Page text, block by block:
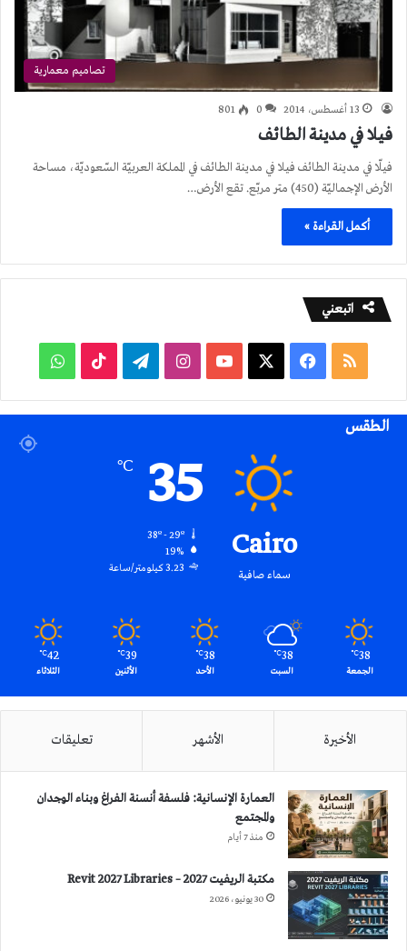
تصاميم معمارية
13 أغسطس، 2014 0
801
فيلا في مدينة الطائف
فيلّا في مدينة الطائف فيلا في مدينة الطائف في المملكة العربيّة السّعوديّة، مساحة
الأرض الإجماليّة (450) متر مربّع. تقع الأرض…
أكمل القراءة »
اتبعني
ملخص
الموقع
فيسبوك ‫YouTubeانستقرامتيلقرام ‫TikTokواتساب
الطقس
Cairo
سماء صافية
35
℃
19%
3.23 كيلومتر/ساعة
38
℃
الجمعة
38
℃
السبت
38
℃
الأحد
39
℃
الأثنين
42
℃
الثلاثاء
الأخيرة الأشهر تعليقات
العمارة الإنسانية: فلسفة أنسنة الفراغ وبناء الوجدان
والمجتمع
منذ 7 أيام
مكتبة الريفيت 2027 – Revit 2027 Libraries
30 يونيو، 2026